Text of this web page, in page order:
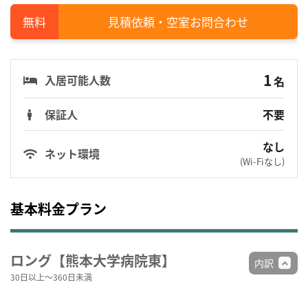
見積依頼・空室お問合わせ
入居可能人数 1名
保証人
不要
ネット環境 なし
(Wi-Fiなし)
基本料金プラン
ロング【熊本大学病院東】
30日以上～360日未満
内訳